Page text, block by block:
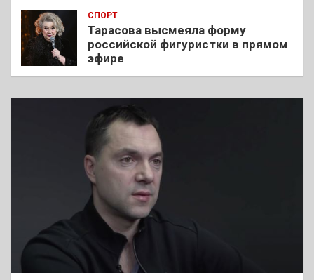
СПОРТ
Тарасова высмеяла форму
российской фигуристки в прямом
эфире